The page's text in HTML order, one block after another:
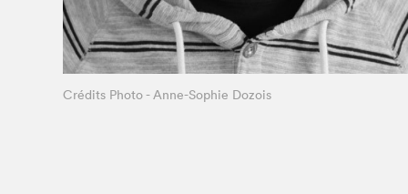
Crédits Photo - Anne-Sophie Dozois